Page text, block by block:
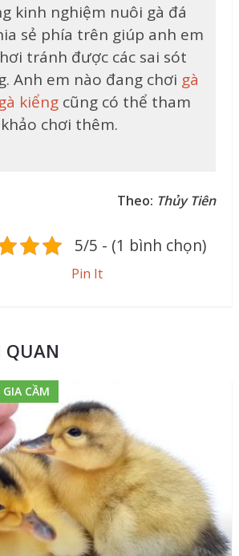
kinh nghiệm nuôi gà đá
sẻ phía trên giúp anh em
tránh được các sai sót
Anh em nào đang chơi gà
gà kiểngcũng có thể tham
khảo chơi thêm.
Theo: Thủy Tiên
5/5 - (1 bình chọn)
Pin It
QUAN
CẦM